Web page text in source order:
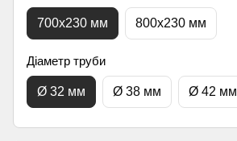
700х230 мм 800х230 мм
Діаметр труби
Ø 32 мм Ø 38 мм Ø 42 мм